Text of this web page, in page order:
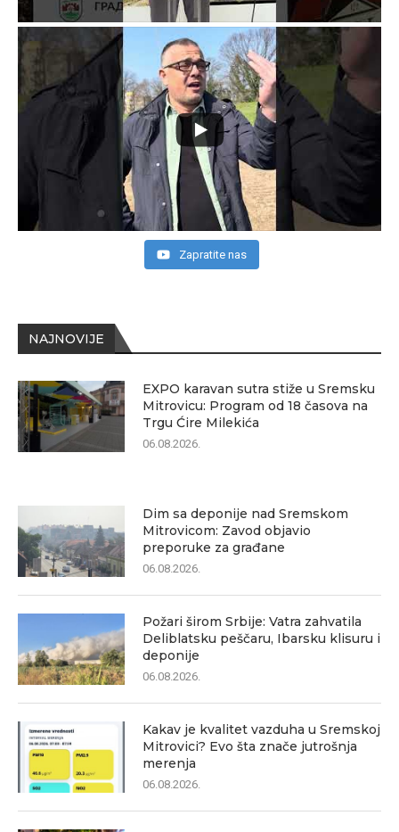
NAJNOVIJE
EXPO karavan sutra stiže u Sremsku
Mitrovicu: Program od 18 časova na
Trgu Ćire Milekića
06.08.2026.
Dim sa deponije nad Sremskom
Mitrovicom: Zavod objavio
preporuke za građane
06.08.2026.
Požari širom Srbije: Vatra zahvatila
Deliblatsku peščaru, Ibarsku klisuru i
deponije
06.08.2026.
Kakav je kvalitet vazduha u Sremskoj
Mitrovici? Evo šta znače jutrošnja
merenja
06.08.2026.
Zapratite nas